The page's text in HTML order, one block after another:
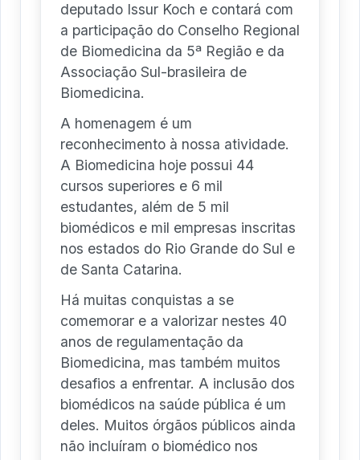
deputado Issur Koch e contará com
a participação do Conselho Regional
de Biomedicina da 5ª Região e da
Associação Sul-brasileira de
Biomedicina.
A homenagem é um
reconhecimento à nossa atividade.
A Biomedicina hoje possui 44
cursos superiores e 6 mil
estudantes, além de 5 mil
biomédicos e mil empresas inscritas
nos estados do Rio Grande do Sul e
de Santa Catarina.
Há muitas conquistas a se
comemorar e a valorizar nestes 40
anos de regulamentação da
Biomedicina, mas também muitos
desafios a enfrentar. A inclusão dos
biomédicos na saúde pública é um
deles. Muitos órgãos públicos ainda
não incluíram o biomédico nos